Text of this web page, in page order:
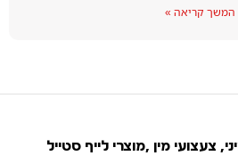
המשך קריאה »
צעצועי מין ,מוצרי לייף סטייל